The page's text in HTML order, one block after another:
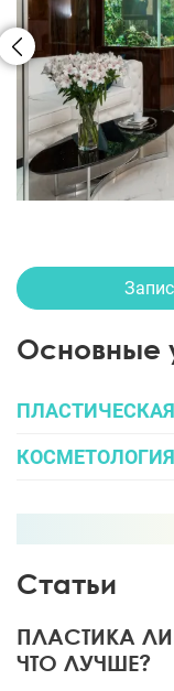
Основные
КОСМЕТОЛОГИЯ
Статьи
ПЛАСТИКА
ЧТО ЛУЧШЕ?